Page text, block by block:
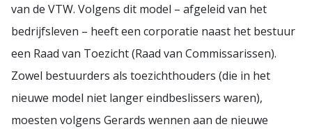
van de VTW. Volgens dit model – afgeleid van het
bedrijfsleven – heeft een corporatie naast het bestuur
een Raad van Toezicht (Raad van Commissarissen).
Zowel bestuurders als toezichthouders (die in het
nieuwe model niet langer eindbeslissers waren),
moesten volgens Gerards wennen aan de nieuwe